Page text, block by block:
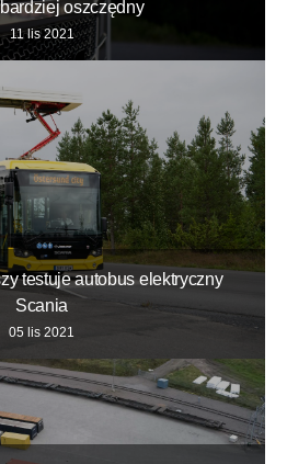
oszczędny
11 lis 2021
testuje autobus elektryczny
Scania
05 lis 2021